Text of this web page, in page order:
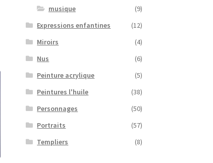
musique
(9)
Expressions enfantines
(12)
Miroirs
(4)
Nus
(6)
Peinture acrylique
(5)
Peintures l'huile
(38)
Personnages
(50)
Portraits
(57)
Templiers
(8)